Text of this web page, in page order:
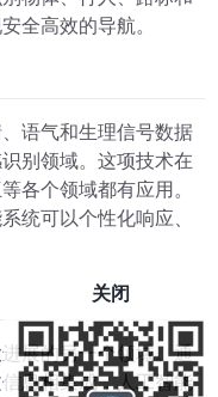
全高效的导航。
语气和生理信号数据
别领域。这项技术在
各个领域都有应用。
统可以个性化响应、
展的另一个领域。通
息相集成，人工智能
关闭